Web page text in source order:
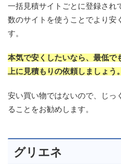
一括見積サイトごとに登録され
数のサイトを使うことでより安
す。
本気で安くしたいなら、最低で
上に見積もりの依頼しましょう。
安い買い物ではないので、じっ
ることをお勧めします。
グリエネ